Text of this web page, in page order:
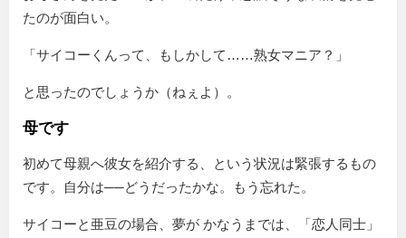
たのが面白い。
「サイコーくんって、もしかして……熟女マニア？」
と思ったのでしょうか（ねぇよ）。
母です
初めて母親へ彼女を紹介する、という状況は緊張するもの
です。自分は──どうだったかな。もう忘れた。
サイコーと亜豆の場合、夢が かなうまでは、「恋人同士」